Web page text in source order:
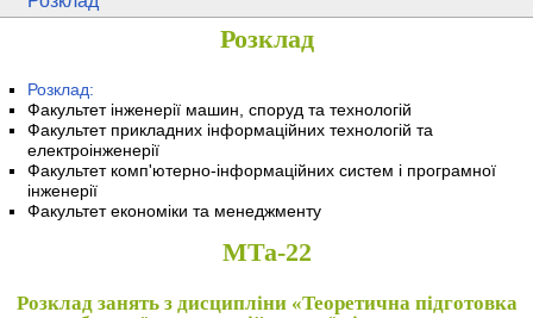
Розклад
Розклад:
Факультет інженерії машин, споруд та технологій
Факультет прикладних інформаційних технологій та
електроінженерії
Факультет комп'ютерно-інформаційних систем і програмної
інженерії
Факультет економіки та менеджменту
МТа-22
Розклад занять з дисципліни «Теоретична підготовка